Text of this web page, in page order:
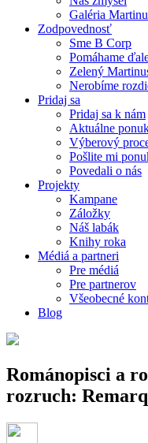
Galéria
Zodpovednosť
Sme B Corp
Pomáhame
Zelený
Nerobíme
Pridaj sa
Pridaj sa k nám
Aktuálne
Výberový
Pošlite mi
Povedali o nás
Projekty
Kampane
Záložky
Náš labák
Knihy roka
Médiá a partneri
Pre médiá
Pre partnerov
Všeobecné
Blog
Románopisci a
rozruch: